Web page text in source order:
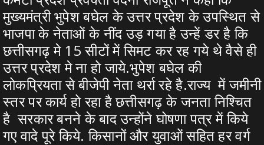
मुख्यमंत्री भुपेश बघेल के उत्तर प्रदेश के उपस्थित से
भाजपा के नेताओं के नींद उड़ गया है उन्हें डर है कि
छत्तीसगढ़ मे 15 सीटों में सिमट कर रह गये थे वैसे ही
उत्तर प्रदेश मे ना हो जाये.भुपेश बघेल की
लोकप्रियता से बीजेपी नेता थर्रा रहे है.राज्य में जमीनी
स्तर पर कार्य हो रहा है छत्तीसगढ़ के जनता निश्चित
है सरकार बनने के बाद उन्होंने घोषणा पत्र में किये
गए वादे पूरे किये. किसानों और युवाओं सहित हर वर्ग